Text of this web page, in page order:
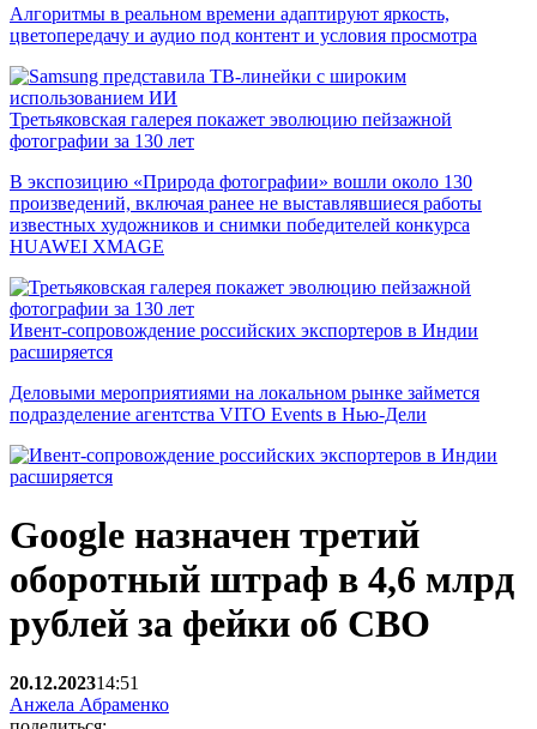
Алгоритмы в реальном времени адаптируют яркость,
цветопередачу и аудио под контент и условия просмотра
Третьяковская галерея покажет эволюцию пейзажной
фотографии за 130 лет
В экспозицию «Природа фотографии» вошли около 130
произведений, включая ранее не выставлявшиеся работы
известных художников и снимки победителей конкурса
HUAWEI XMAGE
Ивент-сопровождение российских экспортеров в Индии
расширяется
Деловыми мероприятиями на локальном рынке займется
подразделение агентства VITO Events в Нью-Дели
Google назначен третий
оборотный штраф в 4,6 млрд
рублей за фейки об СВО
20.12.202314:51
Анжела Абраменко